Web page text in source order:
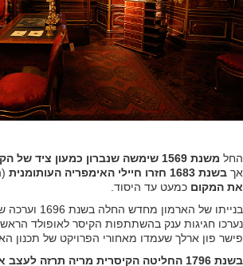
החל משנת 1569 שימשה שנברון כמעון ציד של הקיסר מקסימיליאן השני
אך בשנת 1683 חזרו חיילי האימפריה העותומנית
את המקום כמעט עד היסוד.
בנייתו של
נערכו חגיגות ענק בהשתתפות הקיסר לאופולד
פישר פון ארלך שעמדו מאחורי הפרויקט של תכנון
בשנת 1796 החליטה הקיסרית מריה תרזה